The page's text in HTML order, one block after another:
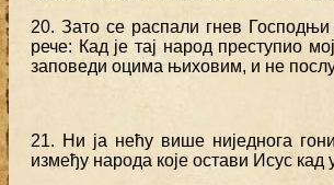
20. Зато се распали гнев
рече: Кад је тај народ преступио
заповеди оцима њиховим, и не
21. Ни ја нећу више ниједнога
између народа које остави Исус кад